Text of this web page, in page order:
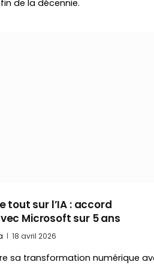
de la décennie.
tout sur l’IA : accord
Microsoft sur 5 ans
18 avril 2026
sa transformation numérique